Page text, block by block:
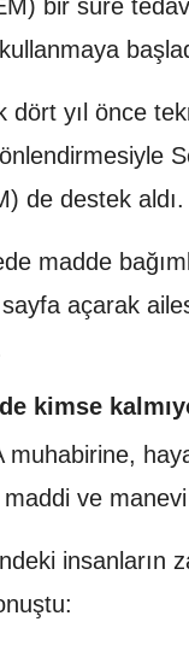
bir süre
dört yıl önce
de destek aldı.
madde
açarak
kimse
muhabirine,
ve manevi
insanların